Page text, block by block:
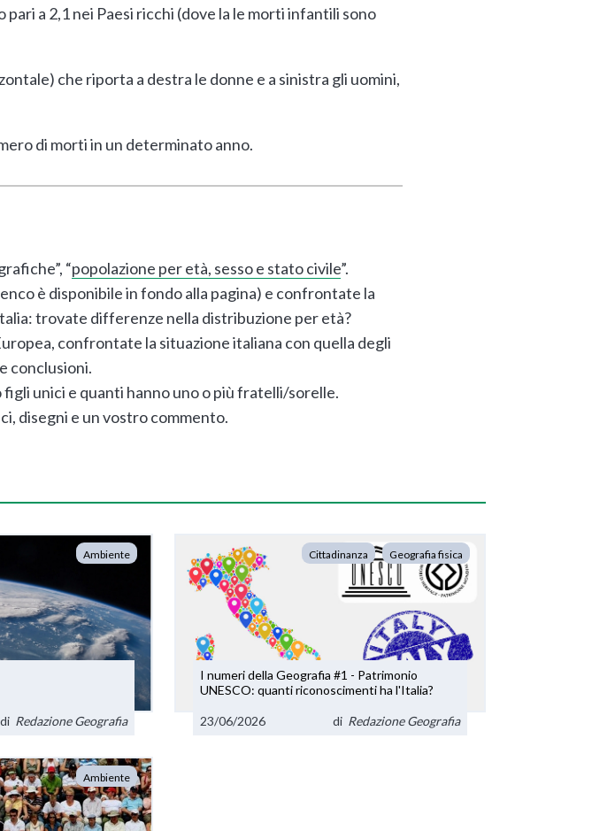
a 2,1 nei Paesi ricchi (dove la le morti infantili sono
che riporta a destra le donne e a sinistra gli uomini,
di morti in un determinato anno.
“popolazione per età, sesso e stato civile”.
è disponibile in fondo alla pagina) e confrontate la
trovate differenze nella distribuzione per età?
confrontate la situazione italiana con quella degli
conclusioni.
unici e quanti hanno uno o più fratelli/sorelle.
disegni e un vostro commento.
Ambiente
di Redazione Geografia
Cittadinanza Geografia fisica
I numeri della Geografia #1 - Patrimonio
UNESCO: quanti riconoscimenti ha l'Italia?
23/06/2026 di Redazione Geografia
Ambiente